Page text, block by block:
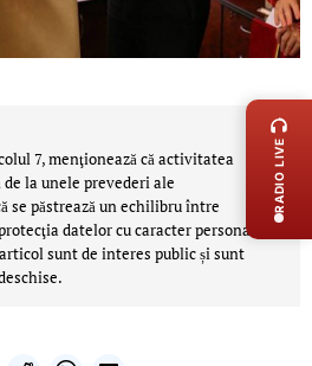
7, menţionează că activitatea
la unele prevederi ale
se păstrează un echilibru între
datelor cu caracter personal.
sunt de interes public și sunt
RADIO LIVE